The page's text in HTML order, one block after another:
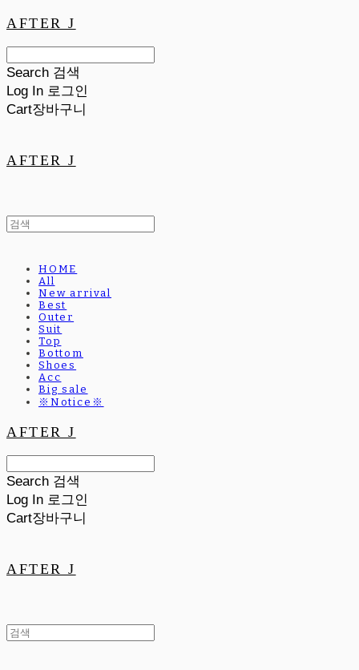
AFTER J
Search 검색
Log In 로그인
Cart장바구니
AFTER J
HOME
All
New arrival
Best
Outer
Suit
Top
Bottom
Shoes
Acc
Big sale
※Notice※
AFTER J
Search 검색
Log In 로그인
Cart장바구니
AFTER J